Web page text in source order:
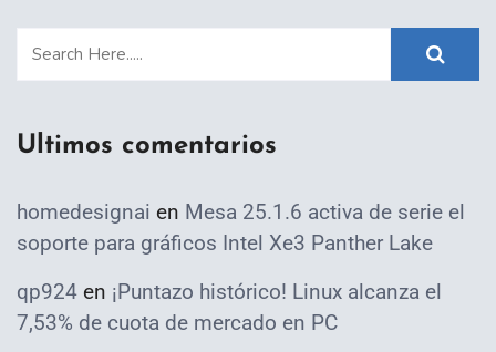
Ultimos comentarios
homedesignai en Mesa 25.1.6 activa de serie el
soporte para gráficos Intel Xe3 Panther Lake
qp924 en ¡Puntazo histórico! Linux alcanza el
7,53% de cuota de mercado en PC